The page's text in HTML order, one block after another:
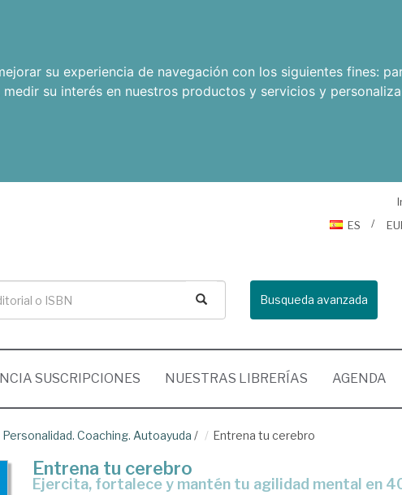
su experiencia de navegación con los siguientes fines:
medir su interés en nuestros productos y servicios y
ES
Busqueda avanzada
SUSCRIPCIONES NUESTRAS LIBRERÍAS AGENDA
Coaching. Autoayuda / Entrena tu cerebro
Entrena tu cerebro
Ejercita, fortalece y mantén tu agilidad mental en